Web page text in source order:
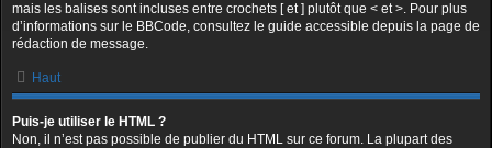
mais les balises sont incluses entre crochets [ et ] plutôt que < et >. Pour plus
d’informations sur le BBCode, consultez le guide accessible depuis la page de
rédaction de message.
Haut
Puis-je utiliser le HTML ?
Non, il n’est pas possible de publier du HTML sur ce forum. La plupart des